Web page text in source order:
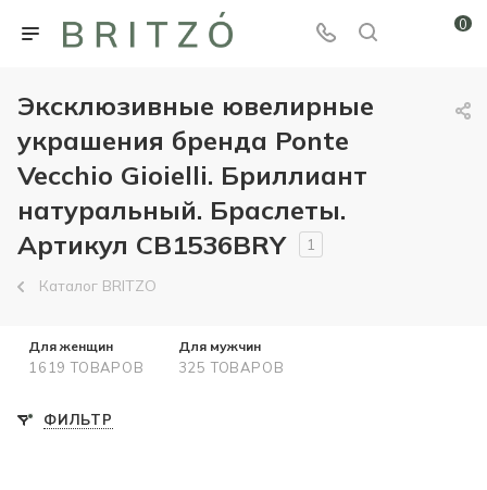
0
Эксклюзивные ювелирные
украшения бренда Ponte
Vecchio Gioielli. Бриллиант
натуральный. Браслеты.
Артикул CB1536BRY
1
Каталог BRITZO
Для женщин
1619 ТОВАРОВ
Для мужчин
325 ТОВАРОВ
ФИЛЬТР